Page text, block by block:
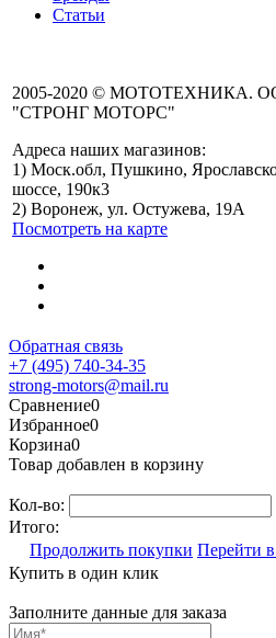
Статьи
2005-2020 © МОТОТЕХНИКА.
"СТРОНГ МОТОРС"
Адреса наших магазинов:
1) Моск.обл, Пушкино,
шоссе, 190к3
2) Воронеж, ул. Остужева, 19А
Посмотреть на карте
Обратная связь
+7 (495) 740-34-35
strong-motors@mail.ru
Сравнение0
Избранное0
Корзина0
Товар добавлен в корзину
Кол-во:
Итого:
Продолжить покупки Перейти
Купить в один клик
Заполните данные для заказа